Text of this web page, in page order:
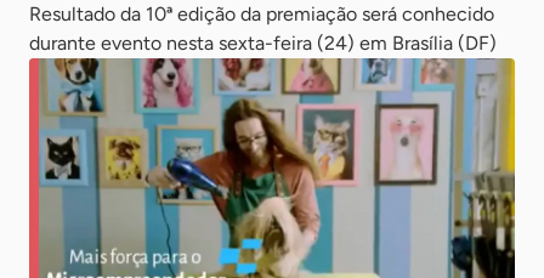
Resultado da 10ª edição da premiação será conhecido
durante evento nesta sexta-feira (24) em Brasília (DF)